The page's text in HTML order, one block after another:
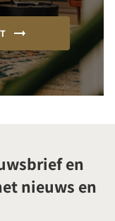
en
nieuws en